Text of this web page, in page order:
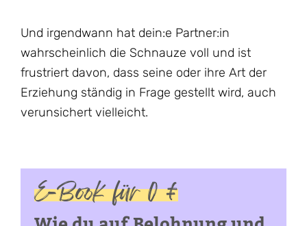
Und irgendwann hat dein:e Partner:in
wahrscheinlich die Schnauze voll und ist
frustriert davon, dass seine oder ihre Art der
Erziehung ständig in Frage gestellt wird, auch
verunsichert vielleicht.
E-Book für 0 €